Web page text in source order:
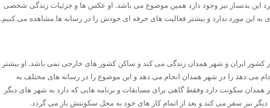
این بدنساز نیز وجود دارد همین موضوع می باشد. او عکس ها و جزئیات زندگی شخصی
این مورد ندارد و بیشتر فعالیت های حرفه ای خودش را در رسانه ها مشاهده می کنیم.
در کشور ایران و شهر همدان زندگی می کند و ساکن کشور های خارجی نمی باشد. او بیشتر
می دهد را در شهر همدان انجام می دهد و این موضوع را در رسانه های مختلف به
سکونت دارد وفقط گاهی برای مسابقات و برنامه هایی که دارد به شهر های دیگر
نیز سفر می کند و بعد از اتمام کار های خود به محل سکونتش باز می گردد.